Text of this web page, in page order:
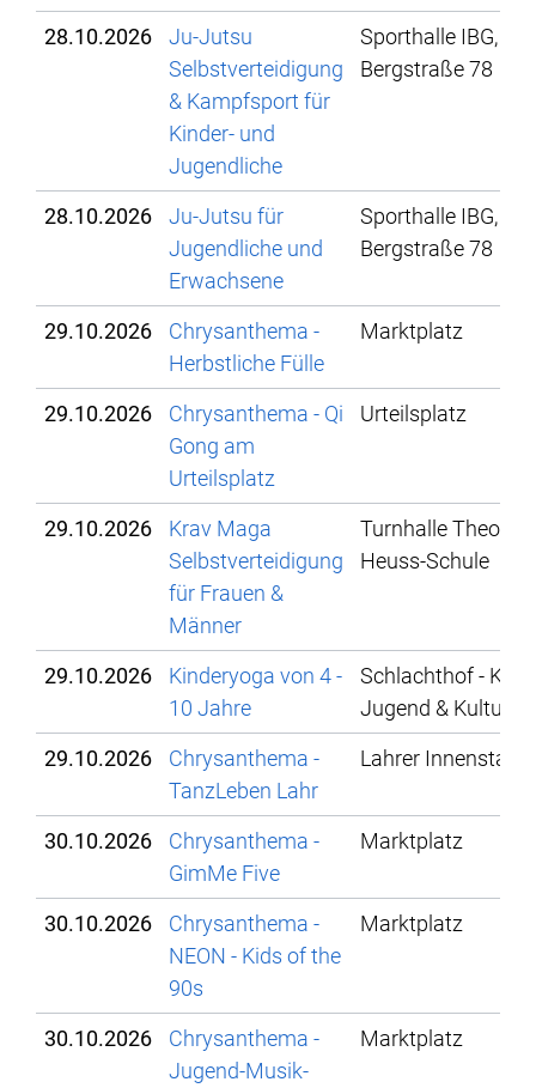
28.10.2026
Ju-Jutsu
Selbstverteidigung
& Kampfsport für
Kinder- und
Jugendliche
Sporthalle IBG,
Bergstraße 78
28.10.2026
Ju-Jutsu für
Jugendliche und
Erwachsene
Sporthalle IBG,
Bergstraße 78
29.10.2026
Chrysanthema -
Herbstliche Fülle
Marktplatz
29.10.2026
Chrysanthema - Qi
Gong am
Urteilsplatz
Urteilsplatz
29.10.2026
Krav Maga
Selbstverteidigung
für Frauen &
Männer
Turnhalle Theodor-
Heuss-Schule
29.10.2026
Kinderyoga von 4 -
10 Jahre
Schlachthof -
Jugend & Kultur
29.10.2026
Chrysanthema -
TanzLeben Lahr
Lahrer Innenstadt
30.10.2026
Chrysanthema -
GimMe Five
Marktplatz
30.10.2026
Chrysanthema -
NEON - Kids of the
90s
Marktplatz
30.10.2026
Chrysanthema -
Jugend-Musik-
Marktplatz